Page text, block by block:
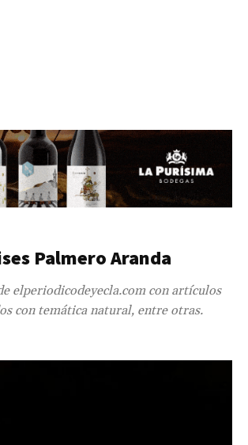
Palmero Aranda
elperiodicodeyecla.com con artículos
con temática natural, entre otras.